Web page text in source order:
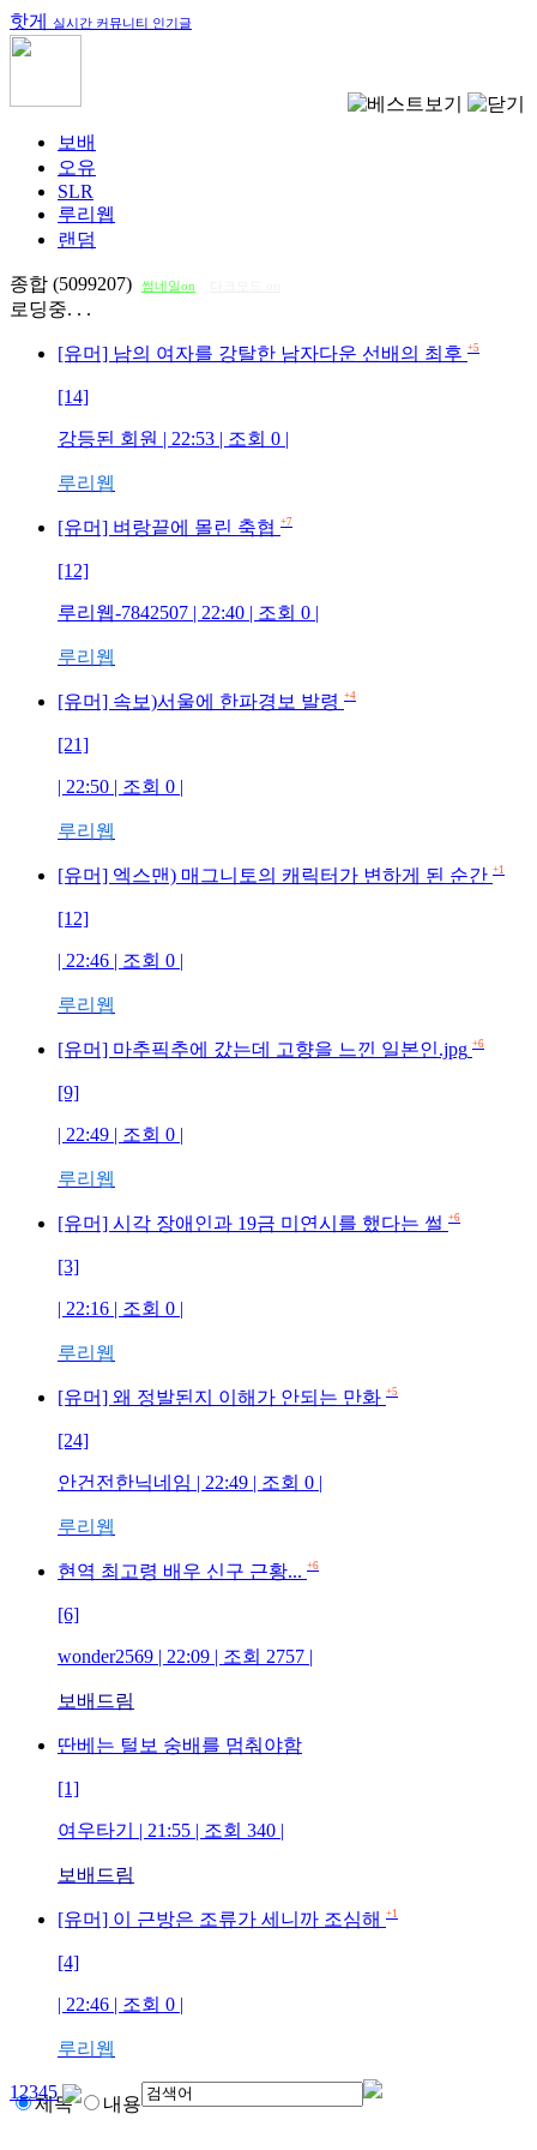
핫게 실시간 커뮤니티 인기글
보배
오유
SLR
루리웹
랜덤
종합 (5099207) 썸네일on
로딩중. . .
[유머] 남의 여자를 강탈한 남자다운 선배의 최후 +5
[14]
강등된 회원 | 22:53 | 조회 0 |
루리웹
[유머] 벼랑끝에 몰린 축협 +7
[12]
루리웹-7842507 | 22:40 | 조회 0 |
루리웹
[유머] 속보)서울에 한파경보 발령 +4
[21]
| 22:50 | 조회 0 |
루리웹
[유머] 엑스맨) 매그니토의 캐릭터가 변하게 된 순간 +1
[12]
| 22:46 | 조회 0 |
루리웹
[유머] 마추픽추에 갔는데 고향을 느낀 일본인.jpg +6
[9]
| 22:49 | 조회 0 |
루리웹
[유머] 시각 장애인과 19금 미연시를 했다는 썰 +6
[3]
| 22:16 | 조회 0 |
루리웹
[유머] 왜 정발된지 이해가 안되는 만화 +5
[24]
안건전한닉네임 | 22:49 | 조회 0 |
루리웹
현역 최고령 배우 신구 근황... +6
[6]
wonder2569 | 22:09 | 조회 2757 |
보배드림
딴베는 털보 숭배를 멈춰야함
[1]
여우타기 | 21:55 | 조회 340 |
보배드림
[유머] 이 근방은 조류가 세니까 조심해 +1
[4]
| 22:46 | 조회 0 |
루리웹
12345
제목 내용